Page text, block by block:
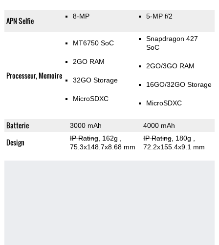
APN Selfie 8-MP 5-MP f/2
Processeur, Memoire
MT6750 SoC
2GO RAM
32GO Storage
MicroSDXC
Snapdragon 427
SoC
2GO/3GO RAM
16GO/32GO Storage
MicroSDXC
Batterie 3000 mAh 4000 mAh
Design IP Rating, 162g
75.3x148.7x8.68 mm
IP Rating, 180g
72.2x155.4x9.1 mm